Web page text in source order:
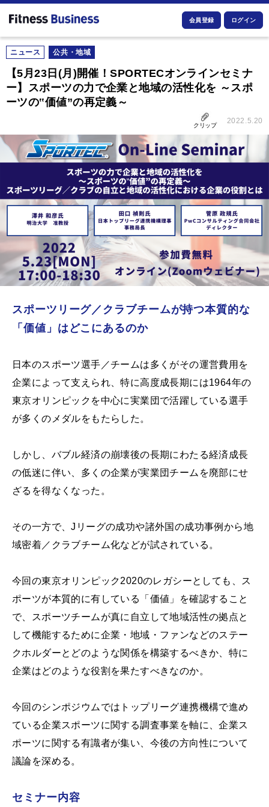
会員登録 ログイン
ニュース 公共・地域
【5月23日(月)開催！SPORTECオンラインセミナ
ー】スポーツの力で企業と地域の活性化を ～スポ
ーツの‟価値”の再定義～
クリップ
2022.5.20
スポーツリーグ／クラブチームが持つ本質的な
「価値」はどこにあるのか
日本のスポーツ選手／チームは多くがその運営費用を
企業によって支えられ、特に高度成長期には1964年の
東京オリンピックを中心に実業団で活躍している選手
が多くのメダルをもたらした。
しかし、バブル経済の崩壊後の長期にわたる経済成長
の低迷に伴い、多くの企業が実業団チームを廃部にせ
ざるを得なくなった。
その一方で、Jリーグの成功や諸外国の成功事例から地
域密着／クラブチーム化などが試されている。
今回の東京オリンピック2020のレガシーとしても、ス
ポーツが本質的に有している「価値」を確認すること
で、スポーツチームが真に自立して地域活性の拠点と
して機能するために企業・地域・ファンなどのステー
クホルダーとどのような関係を構築するべきか、特に
企業はどのような役割を果たすべきなのか。
今回のシンポジウムではトップリーグ連携機構で進め
ている企業スポーツに関する調査事業を軸に、企業ス
ポーツに関する有識者が集い、今後の方向性について
議論を深める。
セミナー内容